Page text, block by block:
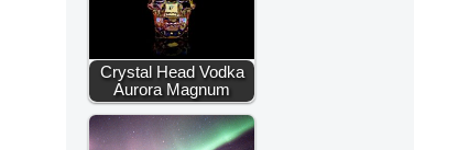
Crystal Head Vodka
Aurora Magnum